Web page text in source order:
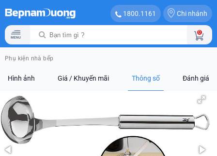
1800.1161 Chi nhánh
0
Phụ kiện nhà bếp
Hình ảnh Giá / Khuyến mãi Thông số Đánh giá